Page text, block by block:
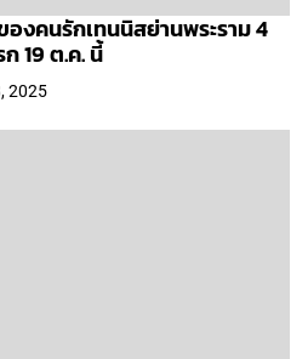
งคนรักเทนนิสย่านพระราม 4
19 ต.ค. นี้
2025